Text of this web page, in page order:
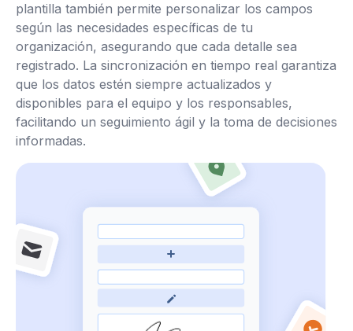
plantilla también permite personalizar los campos
según las necesidades específicas de tu
organización, asegurando que cada detalle sea
registrado. La sincronización en tiempo real garantiza
que los datos estén siempre actualizados y
disponibles para el equipo y los responsables,
facilitando un seguimiento ágil y la toma de decisiones
informadas.